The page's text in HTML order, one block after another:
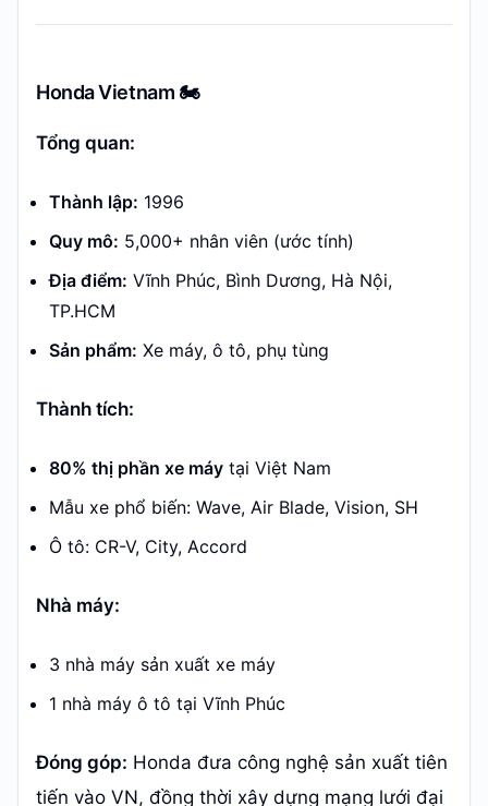
Honda Vietnam 🏍️
Tổng quan:
Thành lập: 1996
Quy mô: 5,000+ nhân viên (ước tính)
Địa điểm: Vĩnh Phúc, Bình Dương, Hà Nội,
TP.HCM
Sản phẩm: Xe máy, ô tô, phụ tùng
Thành tích:
80% thị phần xe máy tại Việt Nam
Mẫu xe phổ biến: Wave, Air Blade, Vision, SH
Ô tô: CR-V, City, Accord
Nhà máy:
3 nhà máy sản xuất xe máy
1 nhà máy ô tô tại Vĩnh Phúc
Đóng góp: Honda đưa công nghệ sản xuất tiên
tiến vào VN, đồng thời xây dựng mạng lưới đại